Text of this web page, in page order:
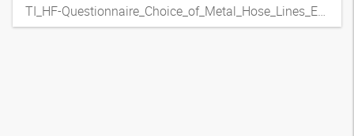
TI_HF-Questionnaire_Choice_of_Metal_Hose_Lines_ENxpdf